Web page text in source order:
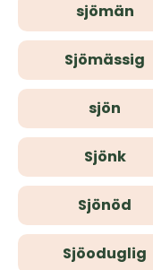
sjömän
Sjömässig
sjön
Sjönk
Sjönöd
Sjöoduglig